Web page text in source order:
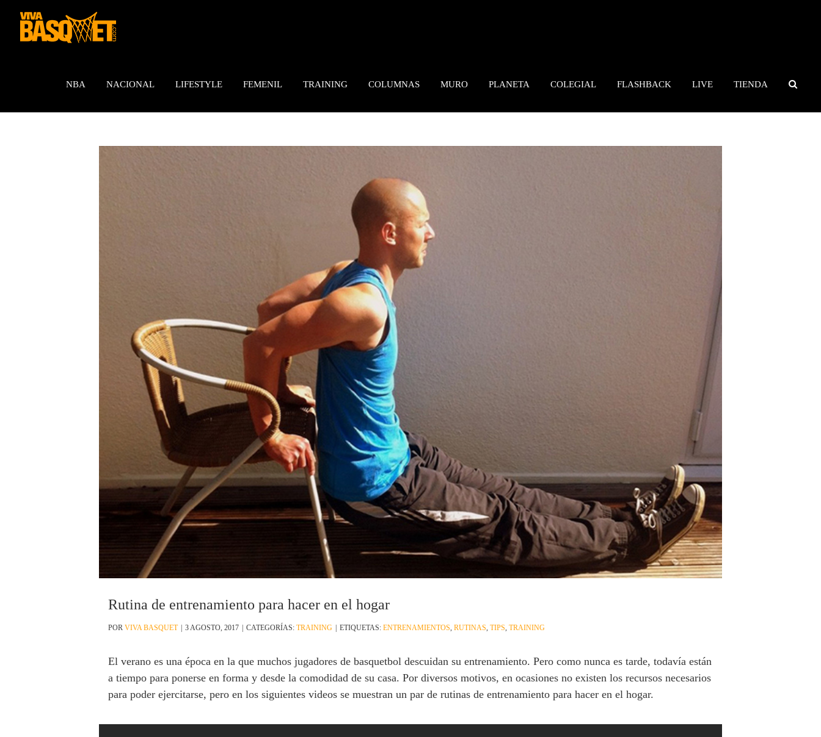
contenido
NBA NACIONAL LIFESTYLE FEMENIL TRAINING COLUMNAS MURO PLANETA COLEGIAL FLASHBACK LIVE TIENDA
Rutina de entrenamiento para hacer en el hogar
POR VIVA BASQUET 3 AGOSTO, 2017 CATEGORÍAS: TRAINING ETIQUETAS: ENTRENAMIENTOS, RUTINAS, TIPS, TRAINING
El verano es una época en la que muchos jugadores de basquetbol descuidan su entrenamiento. Pero como nunca es tarde, todavía están
a tiempo para ponerse en forma y desde la comodidad de su casa. Por diversos motivos, en ocasiones no existen los recursos necesarios
para poder ejercitarse, pero en los siguientes videos se muestran un par de rutinas de entrenamiento para hacer en el hogar.